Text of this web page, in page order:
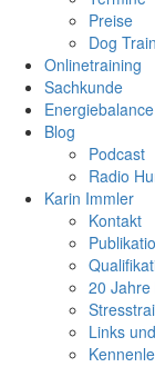
Preise
Dog
Onlinetraining
Sachkunde
Energiebalance
Blog
Podcast
Radio
Karin Immler
Kontakt
20 Jahre
Links